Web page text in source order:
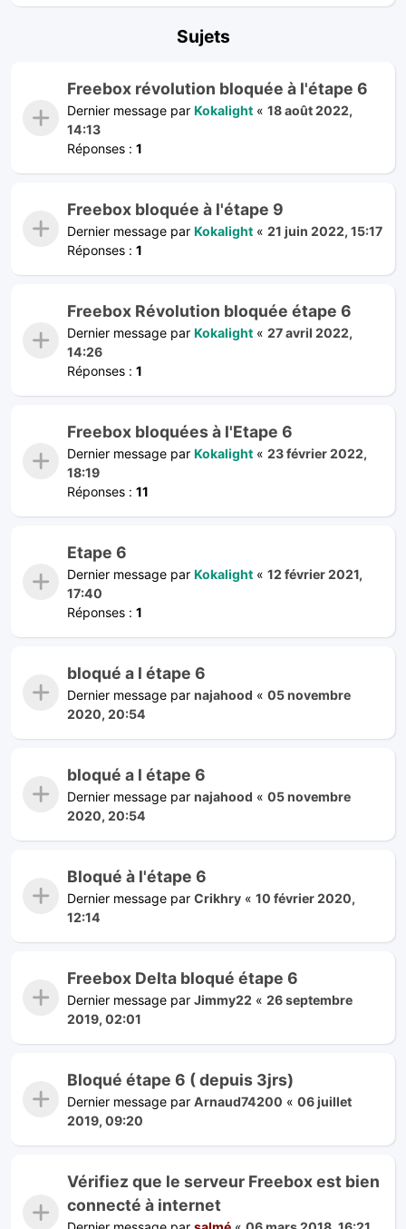
Sujets
Freebox révolution bloquée à l'étape 6
Dernier message par Kokalight « 18 août 2022,
14:13
Réponses : 1
Freebox bloquée à l'étape 9
Dernier message par Kokalight « 21 juin 2022, 15:17
Réponses : 1
Freebox Révolution bloquée étape 6
Dernier message par Kokalight « 27 avril 2022,
14:26
Réponses : 1
Freebox bloquées à l'Etape 6
Dernier message par Kokalight « 23 février 2022,
18:19
Réponses : 11
Etape 6
Dernier message par Kokalight « 12 février 2021,
17:40
Réponses : 1
bloqué a l étape 6
Dernier message par najahood « 05 novembre
2020, 20:54
bloqué a l étape 6
Dernier message par najahood « 05 novembre
2020, 20:54
Bloqué à l'étape 6
Dernier message par Crikhry « 10 février 2020,
12:14
Freebox Delta bloqué étape 6
Dernier message par Jimmy22 « 26 septembre
2019, 02:01
Bloqué étape 6 ( depuis 3jrs)
Dernier message par Arnaud74200 « 06 juillet
2019, 09:20
Vérifiez que le serveur Freebox est bien
connecté à internet